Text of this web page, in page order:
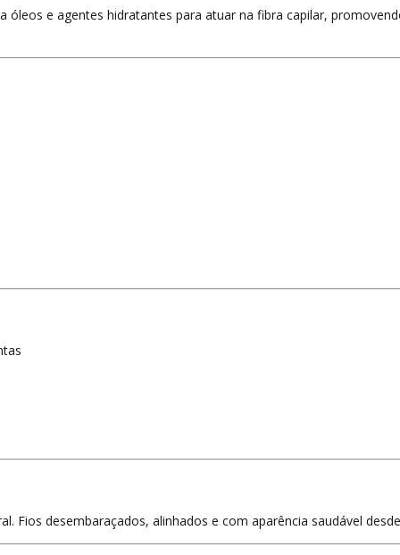
e agentes hidratantes para atuar na fibra capilar,
Fios desembaraçados, alinhados e com aparência saudável